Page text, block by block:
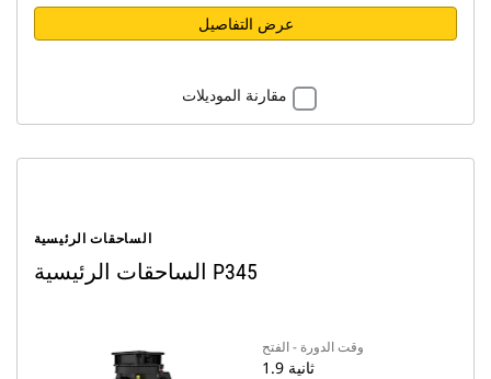
عرض التفاصيل
مقارنة الموديلات
الساحقات الرئيسية
الساحقات الرئيسية P345
وقت الدورة - الفتح
1.9 ثانية